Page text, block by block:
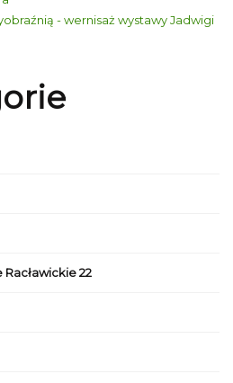
- wernisaż wystawy Jadwigi
Racławickie 22